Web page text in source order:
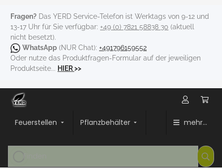
Fragen? Das YERD Service-Telefon ist Werktags von 9-12 und
13-17 Uhr für Sie verfügbar: +49 (0) 7821 58838 30 (aktuell
nicht besetzt).
WhatsApp (NUR Chat): +491796159552
Oder nutze das Produktfragen-Formular auf der jeweiligen
Produktseite... HIER>>
Feuerstellen Pflanzbehälter mehr...